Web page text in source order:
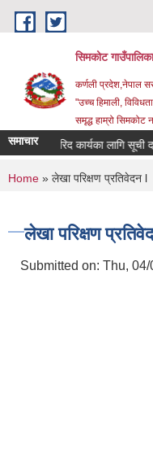
Skip to main content
सिमकोट गाउँपालिका
कर्णली प्रदेश,नेपाल
"उच्च हिमाली,
समृद्ध हाम्रो सिमकोट
समाचार
You are here
Home » लेखा परिक्षण प्रतिवेदन l
लेखा परिक्षण
Submitted on: Thu, 04/